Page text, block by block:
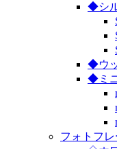
◆シ
◆ウ
◆ミ
フォトフレ